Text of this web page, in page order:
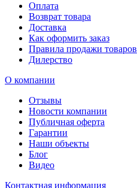
Оплата
Возврат товара
Доставка
Как оформить заказ
Правила продажи товаров
Дилерство
О компании
Отзывы
Новости компании
Публичная оферта
Гарантии
Наши объекты
Блог
Видео
Контактная информация